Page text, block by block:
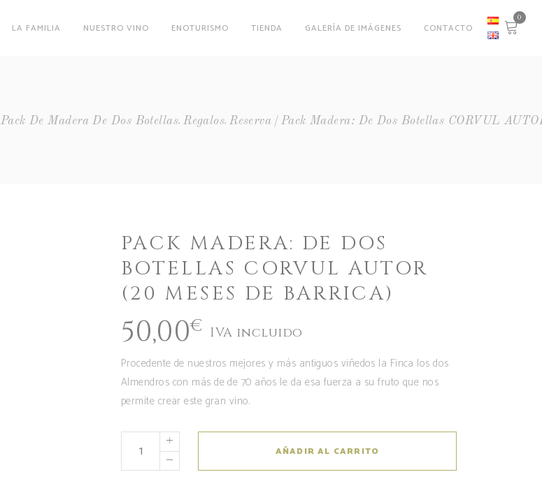
LA FAMILIA NUESTRO VINO ENOTURISMO TIENDA GALERÍA DE IMÁGENES CONTACTO
0
Pack De Madera De Dos Botellas,Regalos,Reserva Pack Madera: De Dos Botellas CORVUL
PACK MADERA: DE DOS
BOTELLAS CORVUL AUTOR
(20 MESES DE BARRICA)
50,00€ IVA incluido
Procedente de nuestros mejores y más antiguos viñedos la Finca los dos
Almendros con más de de 70 años le da esa fuerza a su fruto que nos
permite crear este gran vino.
AÑADIR AL CARRITO